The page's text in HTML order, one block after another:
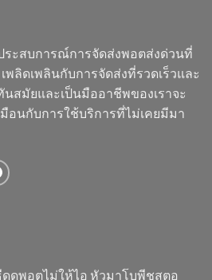
ประสบการณ์การจัดส่งพอตส่งด่วนที่
พลิดเพลินกับการจัดส่งที่รวดเร็วและ
สมัยและเป็นมืออาชีพของเราจะ
อนกับการใช้บริการที่ไม่เคยมีมา
ดูดพอตไม่ให้ไอ หัวมาโบพีชสตอ